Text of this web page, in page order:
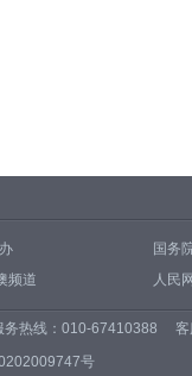
国务
频道 人民
热线：010-67410388 客
号